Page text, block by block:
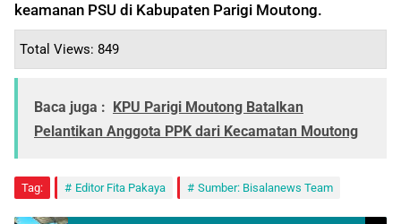
keamanan PSU di Kabupaten Parigi Moutong.
Total Views: 849
Baca juga :
KPU Parigi Moutong Batalkan
Pelantikan Anggota PPK dari Kecamatan Moutong
Tag: Editor Fita Pakaya Sumber: Bisalanews Team